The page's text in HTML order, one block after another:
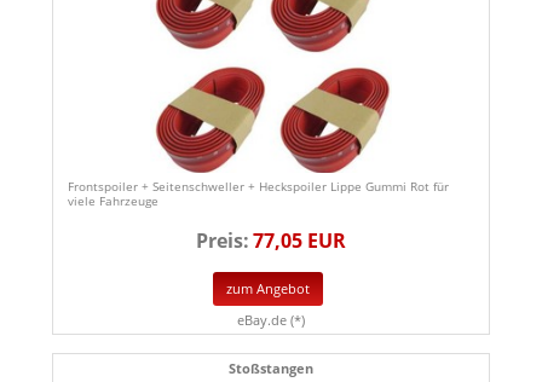
Frontspoiler + Seitenschweller + Heckspoiler Lippe Gummi Rot für
viele Fahrzeuge
Preis:77,05 EUR
zum Angebot
eBay.de (*)
Stoßstangen